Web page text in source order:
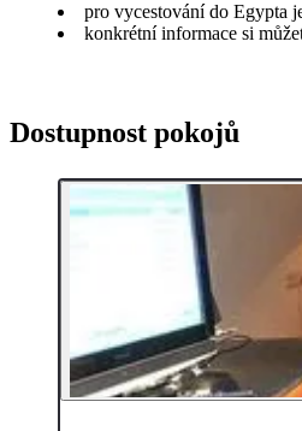
pro vycestování do Egypta
konkrétní informace si
Dostupnost pokojů